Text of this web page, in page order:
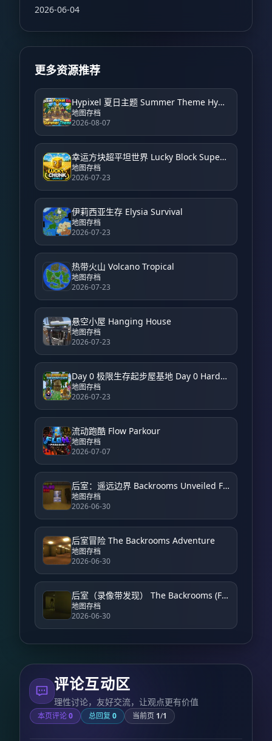
2026-06-04
更多资源推荐
Hypixel 夏日主题 Summer Theme Hypixel
地图存档
2026-08-07
幸运方块超平坦世界 Lucky Block Super Flat World
地图存档
2026-07-23
伊莉西亚生存 Elysia Survival
地图存档
2026-07-23
热带火山 Volcano Tropical
地图存档
2026-07-23
悬空小屋 Hanging House
地图存档
2026-07-23
Day 0 极限生存起步屋基地 Day 0 Hardcore Survival Starter House Base
地图存档
2026-07-23
流动跑酷 Flow Parkour
地图存档
2026-07-07
后室：遥远边界 Backrooms Unveiled Farside
地图存档
2026-06-30
后室冒险 The Backrooms Adventure
地图存档
2026-06-30
后室（录像带发现） The Backrooms (Found Footage)
地图存档
2026-06-30
评论互动区
理性讨论，友好交流，让观点更有价值
本页评论0 总回复 0 当前页 1/1